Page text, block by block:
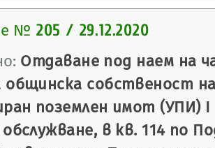
№ 205 / 29.12.2020
Отдаване под наем на
общинска собственост
поземлен имот (УПИ)
в кв. 114 по